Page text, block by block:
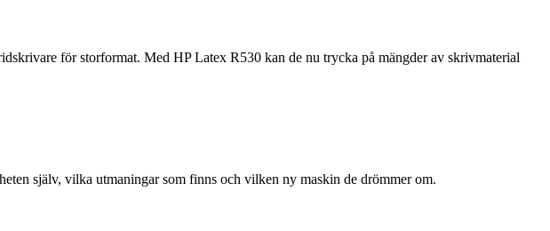
för storformat. Med HP Latex R530 kan de nu trycka på mängder av skrivmaterial
själv, vilka utmaningar som finns och vilken ny maskin de drömmer om.